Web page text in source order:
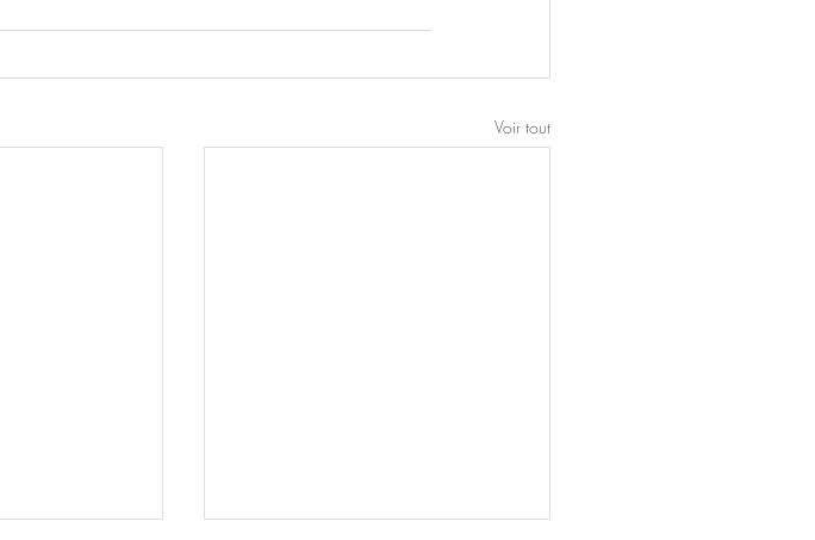
Voir tout